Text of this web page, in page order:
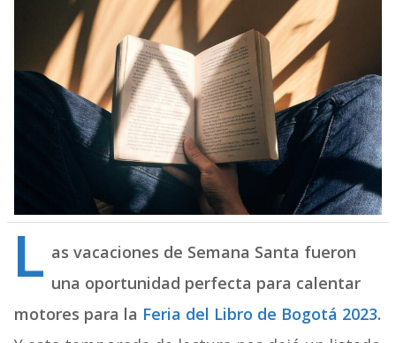
L as vacaciones de Semana Santa fueron
una oportunidad perfecta para calentar
motores para la Feria del Libro de Bogotá 2023.